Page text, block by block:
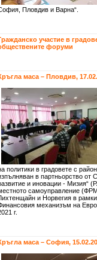
Пловдив и Варна“.
участие в
форуми
маса – Пловдив,
политики в градовете с
в партньорство от
и иновации - Мизия“
самоуправление
и Норвегия в
механизъм на
г.
маса – София,